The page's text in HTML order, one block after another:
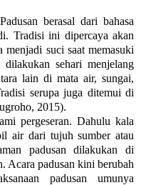
berasal dari bahasa
Tradisi ini dipercaya akan
suci saat memasuki
sehari menjelang
lain di mata air, sungai,
serupa juga ditemui di
2015).
pergeseran. Dahulu kala
air dari tujuh sumber atau
padusan dilakukan di
Acara padusan kini berubah
padusan umunya